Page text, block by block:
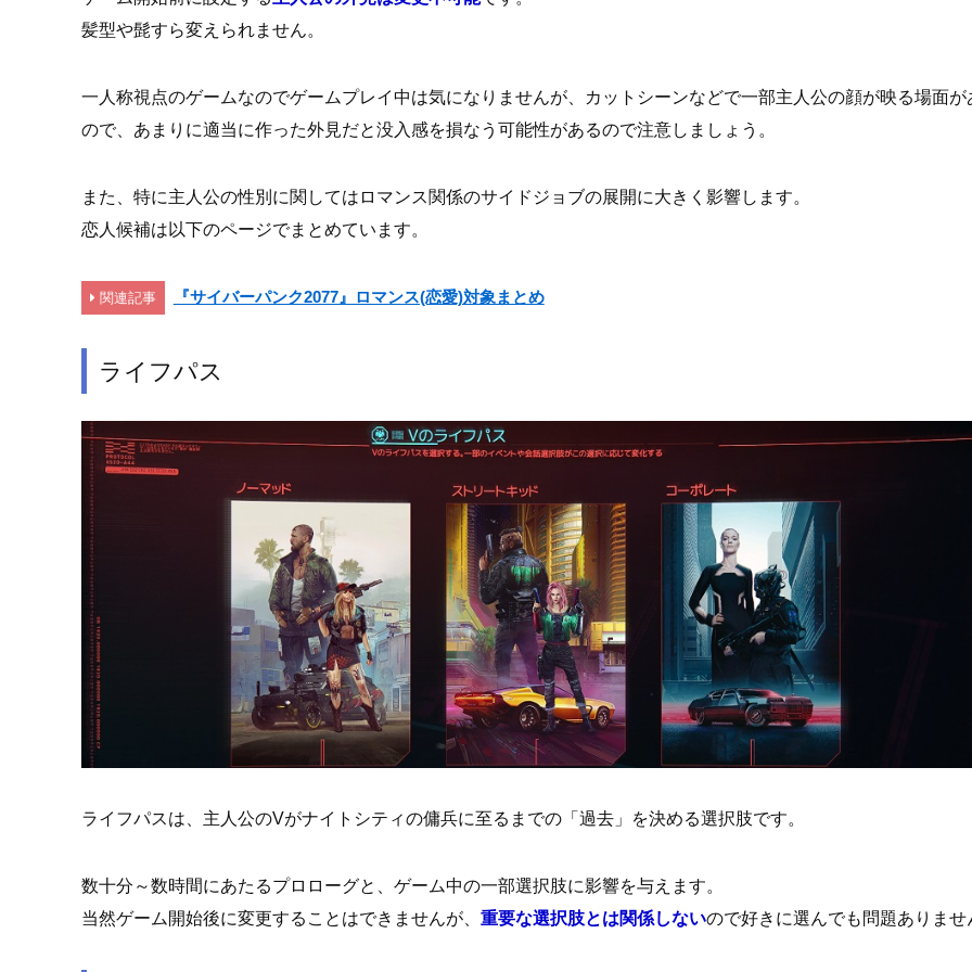
髪型や髭すら変えられません。
一人称視点のゲームなのでゲームプレイ中は気になりませんが、カットシーンなどで一部主人公の顔が映る場面が
ので、あまりに適当に作った外見だと没入感を損なう可能性があるので注意しましょう。
また、特に主人公の性別に関してはロマンス関係のサイドジョブの展開に大きく影響します。
恋人候補は以下のページでまとめています。
関連記事 『サイバーパンク2077』ロマンス(恋愛)対象まとめ
ライフパス
ライフパスは、主人公のVがナイトシティの傭兵に至るまでの「過去」を決める選択肢です。
数十分～数時間にあたるプロローグと、ゲーム中の一部選択肢に影響を与えます。
当然ゲーム開始後に変更することはできませんが、 重要な選択肢とは関係しないので好きに選んでも問題ありませ